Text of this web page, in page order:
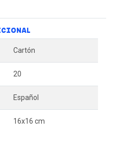
Cartón
20
Español
16x16 cm